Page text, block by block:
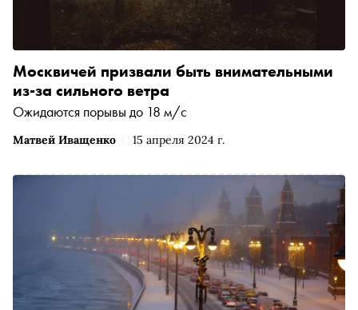
Матвей Иващенко 15 апреля 2024 г.
Москвичей призвали быть внимательными
из-за сильного ветра
Ожидаются порывы до 18 м/с